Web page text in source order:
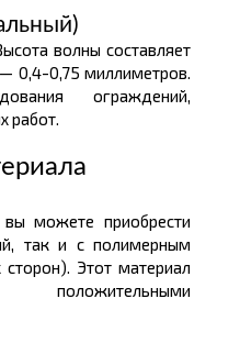
волны составляет
0,4-0,75 миллиметров.
ограждений,
работ.
можете приобрести
так и с полимерным
Этот материал
положительными